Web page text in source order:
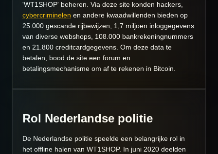
'WT1SHOP' beheren. Via deze site konden hackers,
cybercriminelen en andere kwaadwillenden bieden op
25.000 gescande rijbewijzen, 1,7 miljoen inloggegevens
van diverse webshops, 108.000 bankrekeningnummers
en 21.800 creditcardgegevens. Om deze data te
betalen, bood de site een forum en
betalingsmechanisme om af te rekenen in Bitcoin.
Rol Nederlandse politie
De Nederlandse politie speelde een belangrijke rol in
het offline halen van WT1SHOP. In juni 2020 deelden